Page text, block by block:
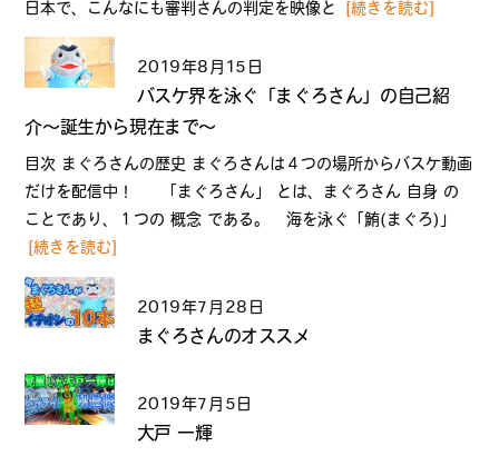
日本で、こんなにも審判さんの判定を映像と
[続きを読む]
2019年8月15日
バスケ界を泳ぐ「まぐろさん」の自己紹
介〜誕生から現在まで〜
目次 まぐろさんの歴史 まぐろさんは４つの場所からバスケ動画
だけを配信中！ 「まぐろさん」 とは、まぐろさん 自身 の
ことであり、１つの 概念 である。 海を泳ぐ「鮪(まぐろ)」
[続きを読む]
2019年7月28日
まぐろさんのオススメ
2019年7月5日
大戸 一輝